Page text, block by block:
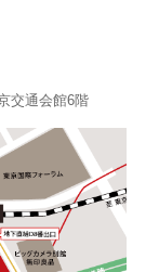
交通会館6階